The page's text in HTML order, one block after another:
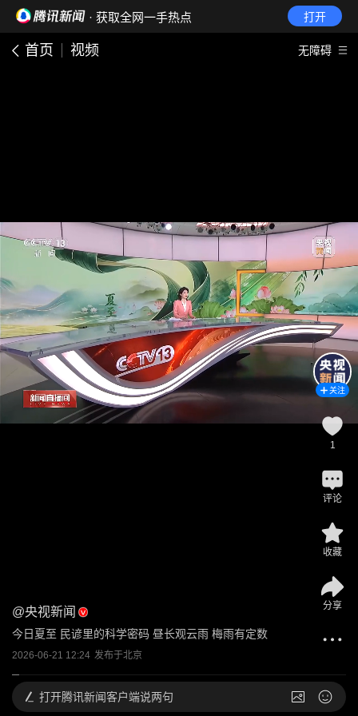
· 获取全网一手热点 打开
首页 视频 无障碍
@央视新闻
今日夏至 民谚里的科学密码 昼长观云雨 梅雨有定数
2026-06-21 12:24 发布于北京
关注
1
评论
收藏
分享
打开腾讯新闻客户端说两句